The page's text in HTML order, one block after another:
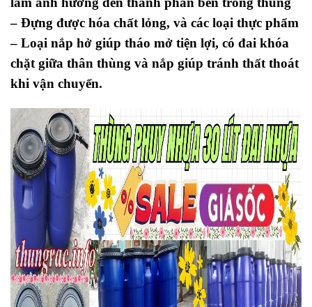
– Đựng được hóa chất lỏng, và các loại thực phẩm
– Loại nắp hở giúp tháo mở tiện lợi, có đai khóa
chặt giữa thân thùng và nắp giúp tránh thất thoát
khi vận chuyển.